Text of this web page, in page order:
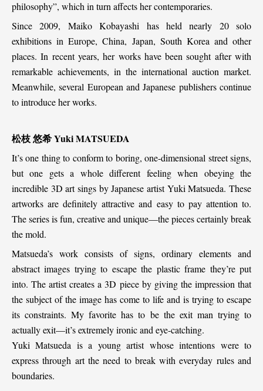
philosophy”, which in turn affects her contemporaries.
Since 2009, Maiko Kobayashi has held nearly 20 solo
exhibitions in Europe, China, Japan, South Korea and other
places. In recent years, her works have been sought after with
remarkable achievements, in the international auction market.
Meanwhile, several European and Japanese publishers continue
to introduce her works.
松枝悠希Yuki MATSUEDA
It’s one thing to conform to boring, one-dimensional street signs,
but one gets a whole different feeling when obeying the
incredible 3D art sings by Japanese artist Yuki Matsueda. These
artworks are definitely attractive and easy to pay attention to.
The series is fun, creative and unique—the pieces certainly break
the mold.
Matsueda’s work consists of signs, ordinary elements and
abstract images trying to escape the plastic frame they’re put
into. The artist creates a 3D piece by giving the impression that
the subject of the image has come to life and is trying to escape
its constraints. My favorite has to be the exit man trying to
actually exit—it’s extremely ironic and eye-catching.
Yuki Matsueda is a young artist whose intentions were to
express through art the need to break with everyday rules and
boundaries.